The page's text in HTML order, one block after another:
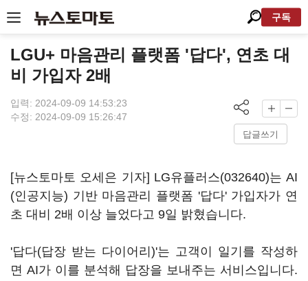
구독
LGU+ 마음관리 플랫폼 '답다', 연초 대
비 가입자 2배
입력: 2024-09-09 14:53:23
수정: 2024-09-09 15:26:47
답글쓰기
[뉴스토마토 오세은 기자] LG유플러스(032640)는 AI
(인공지능) 기반 마음관리 플랫폼 '답다' 가입자가 연
초 대비 2배 이상 늘었다고 9일 밝혔습니다.
'답다(답장 받는 다이어리)'는 고객이 일기를 작성하
면 AI가 이를 분석해 답장을 보내주는 서비스입니다.